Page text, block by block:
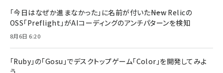
「今日はなぜか進まなかった」に名前が付いた――New Relicの
OSS「Preflight」がAIコーディングのアンチパターンを検知
8月6日 6:20
「Ruby」の「Gosu」でデスクトップゲーム「Color」を開発してみよ